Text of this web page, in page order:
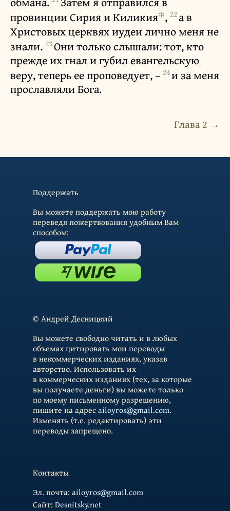
провинции Сирия и Киликия✻, 22а в
Христовых церквях иудеи лично меня не
знали. 23Они только слышали: тот, кто
прежде их гнал и губил евангельскую
веру, теперь ее проповедует, – 24и за меня
прославляли Бога.
Глава 2 →
Поддержать
Вы можете поддержать мою работу
переведя пожертвования удобным Вам
способом:
© Андрей Десницкий
Вы можете свободно читать и в любых
объемах цитировать мои переводы
в некоммерческих изданиях, указав
авторство. Использовать их
в коммерческих изданиях (тех, за которые
вы получаете деньги) вы можете только
по моему письменному разрешению,
пишите на адресailoyros@gmail.com.
Изменять (т.е. редактировать) эти
переводы запрещено.
Контакты
Эл. почта: ailoyros@gmail.com
Cайт: Desnitsky.net